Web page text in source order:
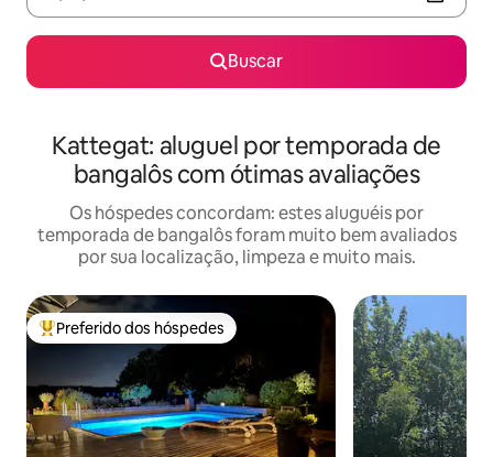
Buscar
Kattegat: aluguel por temporada de
bangalôs com ótimas avaliações
Os hóspedes concordam: estes aluguéis por
temporada de bangalôs foram muito bem avaliados
por sua localização, limpeza e muito mais.
Entre os melhores preferidos dos hóspedes
Preferido dos hóspedes